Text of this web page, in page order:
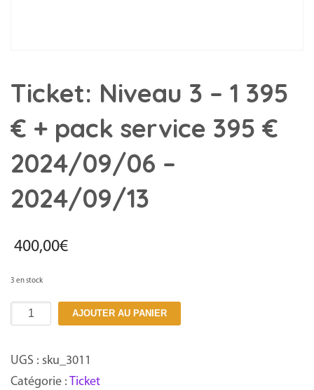
Ticket: Niveau 3 – 1 395
€ + pack service 395 €
2024/09/06 –
2024/09/13
400,00€
3 en stock
quantité
Ticket:
Niveau
AJOUTER AU PANIER
UGS : sku_3011
Catégorie : Ticket